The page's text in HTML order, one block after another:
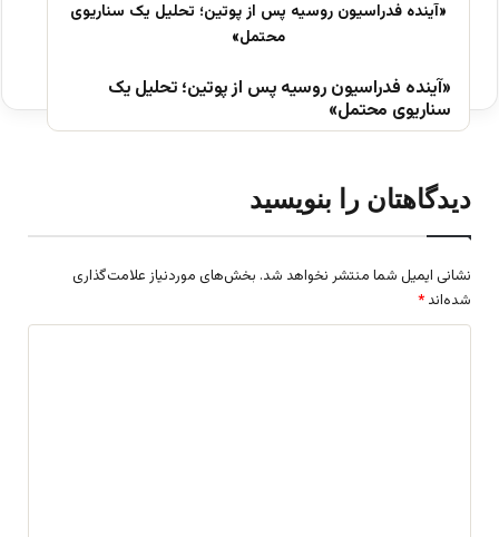
«آینده فدراسیون روسیه پس از پوتین؛ تحلیل یک
سناریوی محتمل»
دیدگاهتان را بنویسید
نشانی ایمیل شما منتشر نخواهد شد. بخش‌های موردنیاز علامت‌گذاری
شده‌اند *